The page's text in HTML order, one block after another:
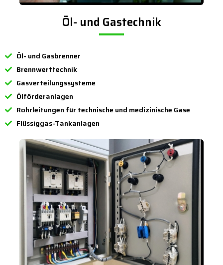
Öl- und Gastechnik
Öl- und Gasbrenner
Brennwerttechnik
Gasverteilungssysteme
Ölförderanlagen
Rohrleitungen für technische und medizinische Gase
Flüssiggas-Tankanlagen